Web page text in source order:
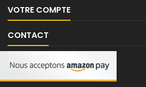
VOTRE COMPTE
CONTACT